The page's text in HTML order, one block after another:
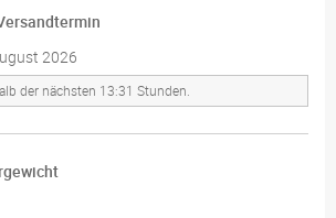
2026
der nächsten 13:31 Stunden.